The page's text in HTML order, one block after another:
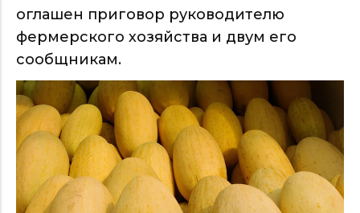
оглашен приговор руководителю
фермерского хозяйства и двум его
сообщникам.